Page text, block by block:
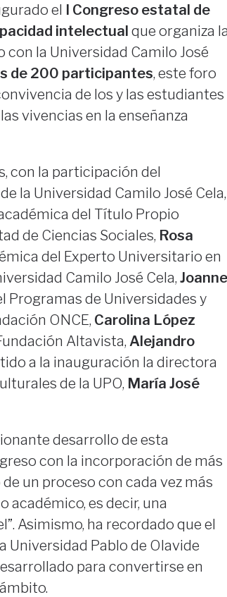
el I Congreso estatal de
intelectual que organiza
con la Universidad Camilo José
de 200 participantes, este foro
de los y las estudiantes
vivencias en la enseñanza
con la participación del
la Universidad Camilo José Cela,
del Título Propio
de Ciencias Sociales, Rosa
del Experto Universitario en
Camilo José Cela, Joanne
Programas de Universidades y
ONCE, Carolina López
Altavista, Alejandro
a la inauguración la directora
de la UPO, María José
desarrollo de esta
con la incorporación de más
un proceso con cada vez más
académico, es decir, una
Asimismo, ha recordado que el
Universidad Pablo de Olavide
para convertirse en